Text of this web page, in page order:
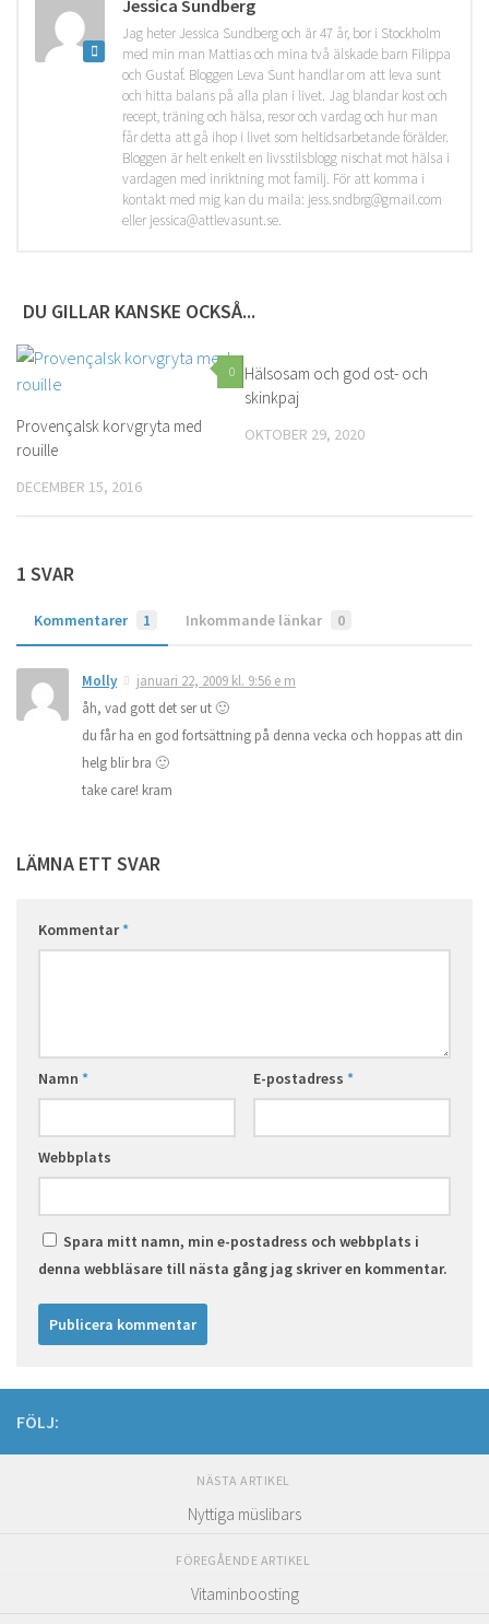
Jessica Sundberg
Jag heter Jessica Sundberg och är 47 år, bor i Stockholm
med min man Mattias och mina två älskade barn Filippa
och Gustaf. Bloggen Leva Sunt handlar om att leva sunt
och hitta balans på alla plan i livet. Jag blandar kost och
recept, träning och hälsa, resor och vardag och hur man
får detta att gå ihop i livet som heltidsarbetande förälder.
Bloggen är helt enkelt en livsstilsblogg nischat mot hälsa i
vardagen med inriktning mot familj. För att komma i
kontakt med mig kan du maila: jess.sndbrg@gmail.com
eller jessica@attlevasunt.se.
DU GILLAR KANSKE OCKSÅ...
0
Provençalsk korvgryta med
rouille
DECEMBER 15, 2016
Hälsosam och god ost- och
skinkpaj
OKTOBER 29, 2020
1 SVAR
Kommentarer 1 Inkommande länkar 0
Molly
januari 22, 2009 kl. 9:56 e m
åh, vad gott det ser ut 🙂
du får ha en god fortsättning på denna vecka och hoppas att din
helg blir bra 🙂
take care! kram
LÄMNA ETT SVAR
Kommentar*
Namn * E-postadress *
Webbplats
Spara mitt namn, min e-postadress och webbplats i
denna webbläsare till nästa gång jag skriver en kommentar.
FÖLJ:
NÄSTA ARTIKEL
Nyttiga müslibars
FÖREGÅENDE ARTIKEL
Vitaminboosting